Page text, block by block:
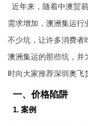
近年来，随着中澳贸
需求增加， 澳洲集运行
不少坑，让许多消费者
澳洲集运的那些坑，并
时向大家推荐深圳 奥飞
一、价格陷阱
1. 案例